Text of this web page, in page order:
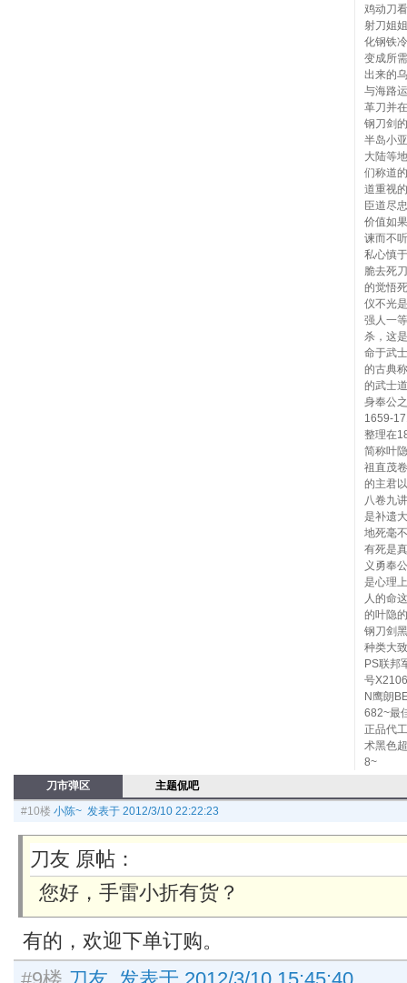
鸡动刀
射刀姐
化钢铁
变成所
出来的
与海路
革刀并
钢刀剑
半岛小
大陆等
们称道
道重视
臣道尽
价值如
谏而不
私心慎
脆去死
的觉悟
仪不光
强人一
杀，这
命于武
的古典
的武士
身奉公
1659-
整理在
简称叶
祖直茂
的主君
八卷九
是补遗
地死毫
有死是
义勇奉
是心理
人的命
的叶隐
钢刀剑
种类大
PS联邦
号
N鹰朗
682~最
正品代
术黑色
8~
刀市弹区
主题侃吧
#10楼 小陈~ 发表于 2012/3/10 22:22:23
刀友 原帖：
您好，手雷小折有货？
有的，欢迎下单订购。